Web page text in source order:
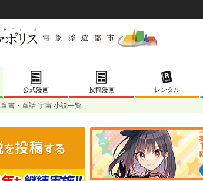
公式漫画 投稿漫画 レンタル
童書・童話 宇宙 小説一覧